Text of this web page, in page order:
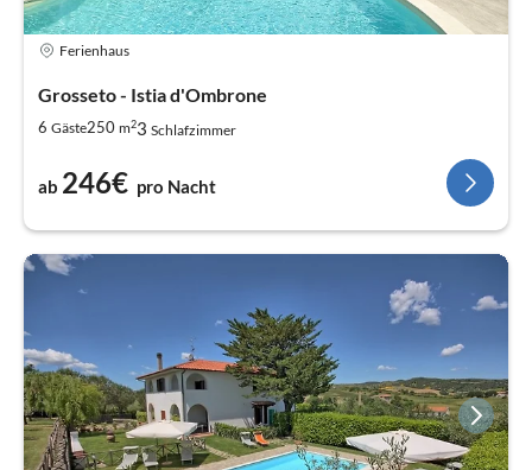
Ferienhaus
Grosseto - Istia d'Ombrone
6 Gäste250 m23 Schlafzimmer
ab 246€ pro Nacht